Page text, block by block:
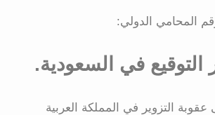
المحامي الدولي:
التوقيع في السعودية.
التزوير في المملكة العربية